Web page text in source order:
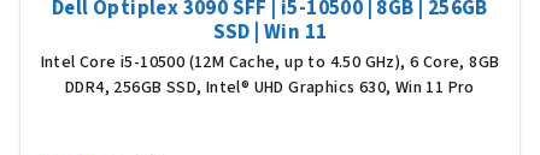
Dell Optiplex 3090 SFF | i5-10500 | 8GB | 256GB
SSD | Win 11
Intel Core i5-10500 (12M Cache, up to 4.50 GHz), 6 Core, 8GB
DDR4, 256GB SSD, Intel® UHD Graphics 630, Win 11 Pro